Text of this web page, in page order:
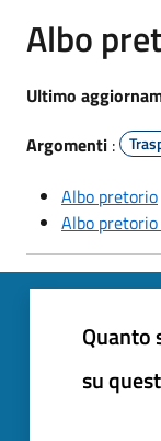
Albo
Ultimo
Argomenti :
Albo pretorio
Albo
Quanto
su